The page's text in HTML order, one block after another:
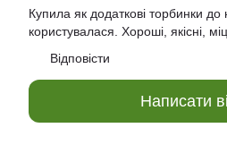
Купила як додаткові торбинки
користувалася. Хороші, якісні,
Відповісти
Написати